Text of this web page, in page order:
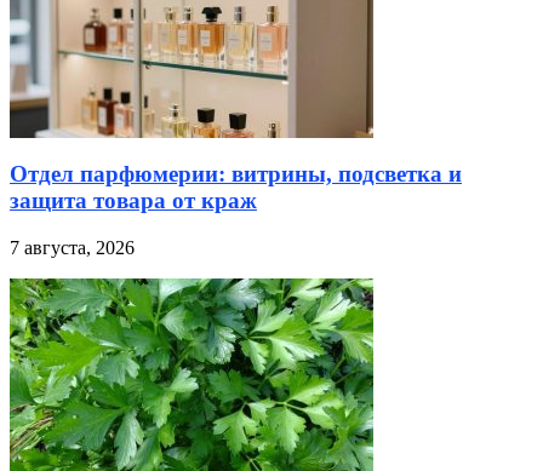
Отдел парфюмерии: витрины, подсветка и
защита товара от краж
7 августа, 2026